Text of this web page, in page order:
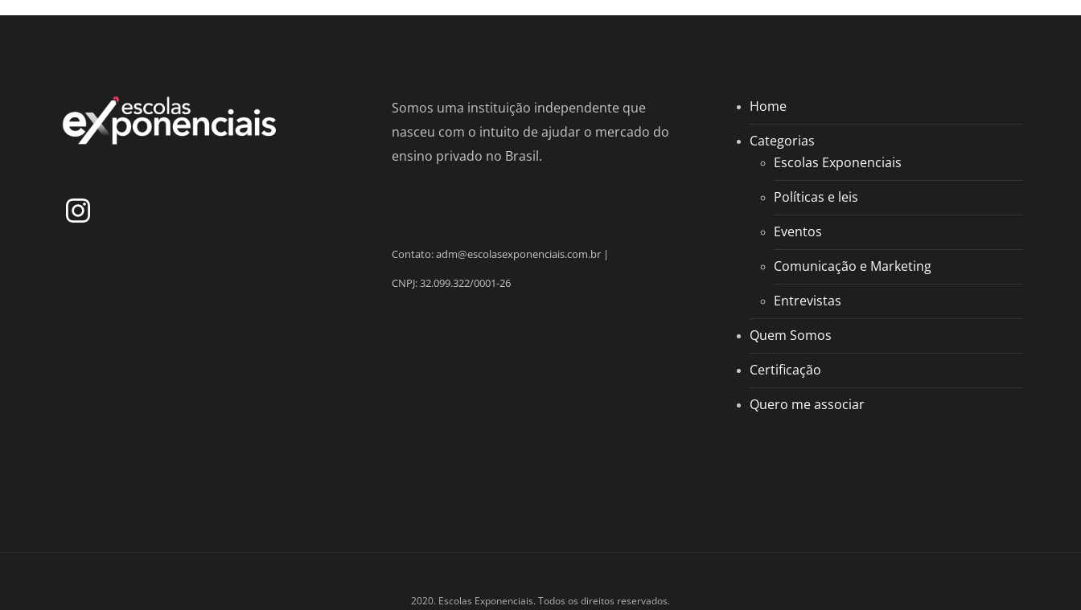
Somos uma instituição independente que
nasceu com o intuito de ajudar o mercado do
ensino privado no Brasil.
Contato: adm@escolasexponenciais.com.br |
CNPJ: 32.099.322/0001-26
Home
Categorias
Escolas Exponenciais
Políticas e leis
Eventos
Comunicação e Marketing
Entrevistas
Quem Somos
Certificação
Quero me associar
2020. Escolas Exponenciais. Todos os direitos reservados.